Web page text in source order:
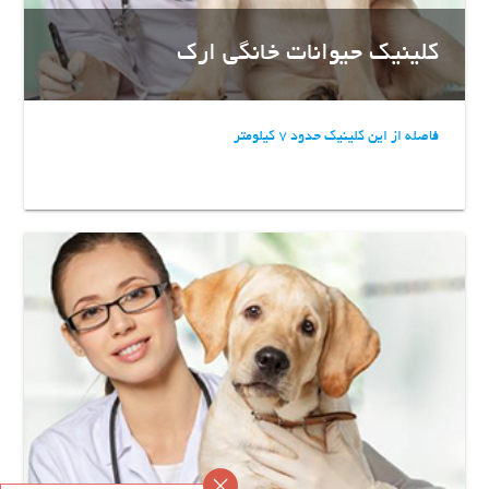
کلینیک حیوانات خانگی ارک
فاصله از این کلینیک حدود 7 کیلومتر